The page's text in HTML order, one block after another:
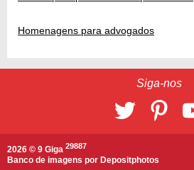
Homenagens para advogados
Siga-nos
2026 © 9 Giga 29887
Banco de imagens por Depositphotos